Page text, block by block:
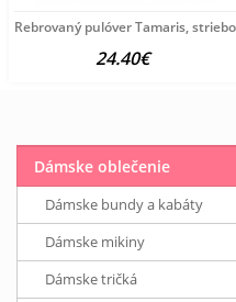
Rebrovaný pulóver Tamaris,
24.40€
Dámske oblečenie
Dámske bundy a kabáty
Dámske mikiny
Dámske tričká